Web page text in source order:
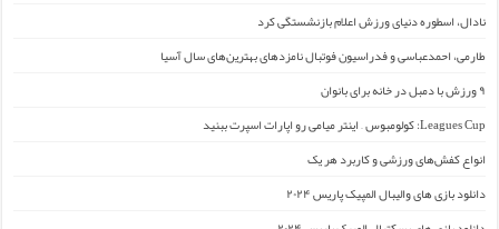
نادال، اسطوره دنیای ورزش اعلام بازنشستگی کرد
طارمی، احمدعباسی و فدراسیون فوتبال نامزدهای بهترین‌های سال آسیا
۹ ورزش با دمبل در خانه برای بانوان
Leagues Cup: کولومبوس – اینتر میامی رو اپارات اسپرت ببنید
انواع کفش‌های ورزشی و کاربرد هر یک
دانلود بازی های والیبال المپیک پاریس ۲۰۲۴